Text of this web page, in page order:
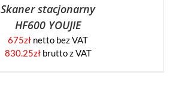
Skaner stacjonarny
HF600 YOUJIE
675zł netto bez VAT
830.25złbrutto z VAT